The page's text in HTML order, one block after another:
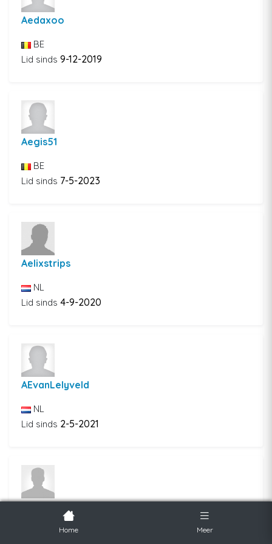
Aedaxoo
BE
Lid sinds 9-12-2019
Aegis51
BE
Lid sinds 7-5-2023
Aelixstrips
NL
Lid sinds 4-9-2020
AEvanLelyveld
NL
Lid sinds 2-5-2021
Home Meer